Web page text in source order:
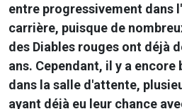
entre progressivement dans
carrière, puisque de
des Diables rouges ont déjà
ans. Cependant, il y a
dans la salle d'attente,
ayant déjà eu leur chance